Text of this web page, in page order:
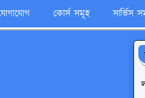
কোর্স সমূহ সার্ভিস